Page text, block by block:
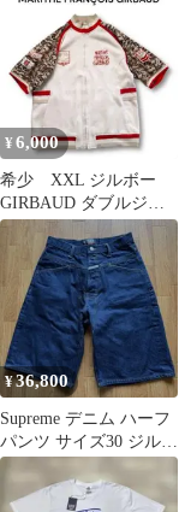
¥ 6,000
希少 XXL ジルボー
GIRBAUD ダブルジッ
プ ジャージ ストリ
ート B系
¥36,800
Supreme デニム ハーフ
パンツ サイズ30 ジルボ
ーコラボ